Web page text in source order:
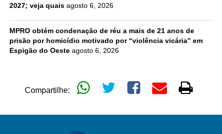
2027; veja quais agosto 6, 2026
MPRO obtém condenação de réu a mais de 21 anos de
prisão por homicídio motivado por “violência vicária” em
Espigão do Oeste agosto 6, 2026
Compartilhe: